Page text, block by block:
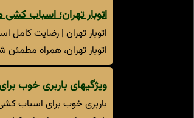
اتوبار تهران؛ اسباب کشی
اتوبار تهران | رضایت کامل
اتوبار تهران، همراه
ویژگیهای باربری خوب
باربری خوب برای اسباب کشی | 22717280 | باربری طلایی